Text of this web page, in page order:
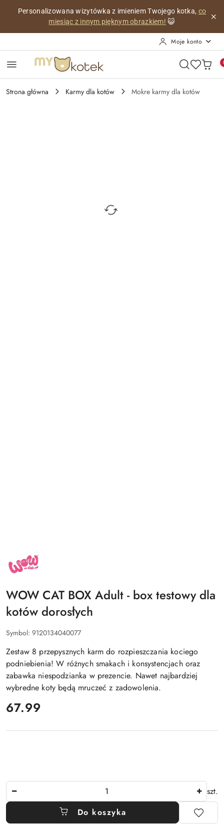
Przejdź do treści głównej
Przejdź do wyszukiwarki
Przejdź do moje konto
Przejdź do menu głównego
Przejdź do opisu produktu
Przejdź do stopki
Personalizowana wizytówka z imieniem Twojego kotka, co
miesiąc z innym pięknym obrazkiem! 😺
Moje konto
Strona główna Karmy dla kotów Mokre karmy dla kotów
NAZWA
PRODUCENTA:
WOW
CAT
WOW CAT BOX Adult - box testowy dla
kotów dorosłych
Symbol: 9120134040077
Zestaw 8 przepysznych karm do rozpieszczania kociego
podniebienia! W różnych smakach i konsystencjach oraz
zabawka niespodzianka w prezencie. Nawet najbardziej
wybredne koty będą mruczeć z zadowolenia.
cena:
67.99
szt.
Do koszyka